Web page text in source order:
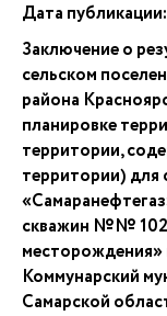
Дата публикации:
Заключение о
сельском
района
планировке
территории,
территории) для
скважин №№ 102,
месторождения»
Коммунарский
Самарской